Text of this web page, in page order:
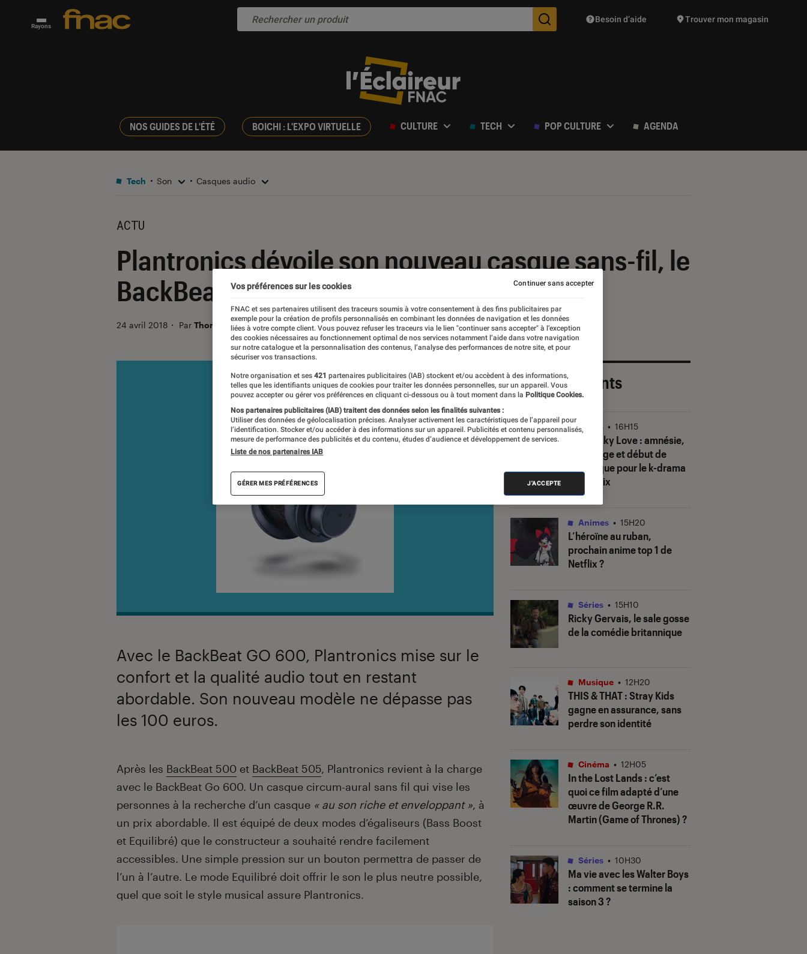
Rayons Des suggestions de produits vont vous être proposées
Besoin d’aide Trouver mon magasin
NOS GUIDES DE L'ÉTÉ BOICHI : L'EXPO VIRTUELLE CULTURE TECH POP CULTURE AGENDA
Tech Son Casques audio
ACTU
Plantronics dévoile son nouveau casque sans-fil, le
BackBeat GO 600
24 avril 2018 ・ Par Thomas Estimbre
Avec le BackBeat GO 600, Plantronics mise sur le
confort et la qualité audio tout en restant
abordable. Son nouveau modèle ne dépasse pas
les 100 euros.
Introduction
Après les BackBeat 500 et BackBeat 505, Plantronics revient à la charge
avec le BackBeat Go 600. Un casque circum-aural sans fil qui vise les
personnes à la recherche d’un casque « au son riche et enveloppant », à
un prix abordable. Il est équipé de deux modes d’égaliseurs (Bass Boost
et Equilibré) que le constructeur a souhaité rendre facilement
accessibles. Une simple pression sur un bouton permettra de passer de
l’un à l’autre. Le mode Equilibré doit offrir le son le plus neutre possible,
quel que soit le style musical assure Plantronics.
Les plus récents
Our Sticky Love: amnésie,
mensonge et début de
polémique pour le k-drama
de Netflix
Séries • 16H15
L’héroïne au ruban,
prochain anime top 1 de
Netflix ?
Animes • 15H20
Ricky Gervais, le sale gosse
de la comédie britannique
Séries • 15H10
THIS & THAT: Stray Kids
gagne en assurance, sans
perdre son identité
Musique • 12H20
In the Lost Lands: c’est
quoi ce film adapté d’une
œuvre de George R.R.
Martin (Game of Thrones) ?
Cinéma • 12H05
Ma vie avec les Walter Boys
: comment se termine la
saison 3 ?
Séries • 10H30
Vos préférences sur les cookies
FNAC et ses partenaires utilisent des traceurs soumis à votre consentement à des fins publicitaires par
exemple pour la création de profils personnalisés en combinant les données de navigation et les données
liées à votre compte client. Vous pouvez refuser les traceurs via le lien "continuer sans accepter" à l’exception
des cookies nécessaires au fonctionnement optimal de nos services notamment l’aide dans votre navigation
sur notre catalogue et la personnalisation des contenus, l’analyse des performances de notre site, et pour
sécuriser vos transactions.
Notre organisation et ses 421 partenaires publicitaires (IAB) stockent et/ou accèdent à des informations,
telles que les identifiants uniques de cookies pour traiter les données personnelles, sur un appareil. Vous
pouvez accepter ou gérer vos préférences en cliquant ci-dessous ou à tout moment dans la Politique Cookies.
Nos partenaires publicitaires (IAB) traitent des données selon les finalités suivantes :
Utiliser des données de géolocalisation précises. Analyser activement les caractéristiques de l’appareil pour
l’identification. Stocker et/ou accéder à des informations sur un appareil. Publicités et contenu personnalisés,
mesure de performance des publicités et du contenu, études d’audience et développement de services.
Liste de nos partenaires IAB
GÉRER MES PRÉFÉRENCES J'ACCEPTE
Continuer sans accepter